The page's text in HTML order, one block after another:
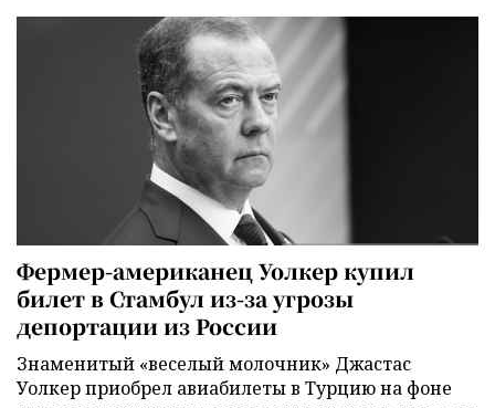
Фермер-американец Уолкер купил
билет в Стамбул из-за угрозы
депортации из России
Знаменитый «веселый молочник» Джастас
Уолкер приобрел авиабилеты в Турцию на фоне